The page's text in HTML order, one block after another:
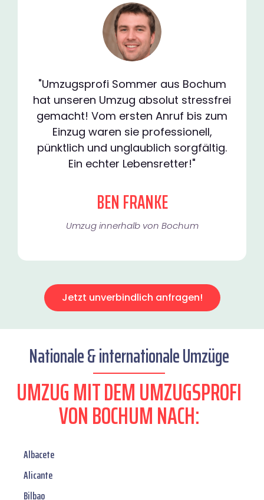
"Umzugsprofi Sommer aus Bochum
hat unseren Umzug absolut stressfrei
gemacht! Vom ersten Anruf bis zum
Einzug waren sie professionell,
pünktlich und unglaublich sorgfältig.
Ein echter Lebensretter!"
BEN FRANKE
Umzug innerhalb von Bochum​
Jetzt unverbindlich anfragen!
Nationale & internationale Umzüge
UMZUG MIT DEM UMZUGSPROFI
VON BOCHUM NACH:
Albacete
Alicante
Bilbao